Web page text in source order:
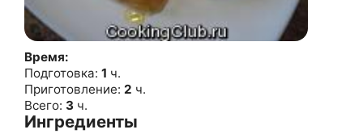
Время:
Подготовка: 1 ч.
Приготовление: 2 ч.
Всего: 3 ч.
Ингредиенты